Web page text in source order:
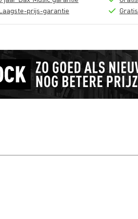
prijs-garantie